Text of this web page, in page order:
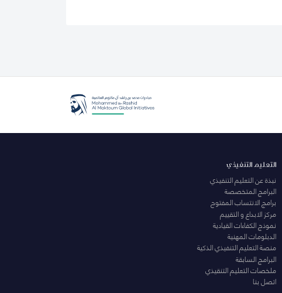
التعليم التنفيذي
نبذة عن التعليم التنفيذي
البرامج المتخصصة
برامج الانتساب المفتوح
مركز الابداع و التقييم
نموذج الكفاءات القيادية
الدبلومات المهنية
منصة التعليم التنفيذي الذكية
البرامج السابقة
ملخصات التعليم التنقيذي
اتصل بنا